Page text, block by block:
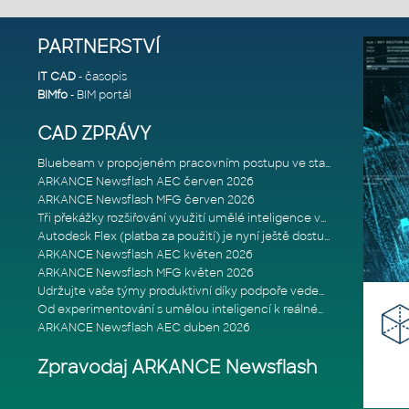
PARTNERSTVÍ
IT CAD- časopis
BIMfo- BIM portál
CAD ZPRÁVY
Bluebeam v propojeném pracovním postupu ve stavebnictví: Proč je int
ARKANCE Newsflash AEC červen 2026
ARKANCE Newsflash MFG červen 2026
Tři překážky rozšiřování využití umělé inteligence ve stavebním prům
Autodesk Flex (platba za použití) je nyní ještě dostupnější
ARKANCE Newsflash AEC květen 2026
ARKANCE Newsflash MFG květen 2026
Udržujte vaše týmy produktivní díky podpoře vedené odborníky
Od experimentování s umělou inteligencí k reálnému dopadu na podniká
ARKANCE Newsflash AEC duben 2026
Zpravodaj ARKANCE Newsflash